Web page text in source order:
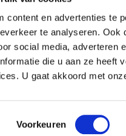
content en advertenties te
te analyseren.
social media, adverteren
die u aan ze heeft
U gaat akkoord met
Voorkeuren
privacy
Copyright 2026